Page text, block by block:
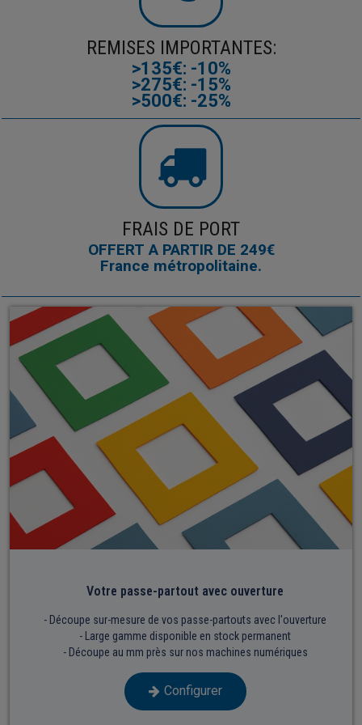
FRAIS DE PORT
OFFERT A PARTIR DE 249€
France métropolitaine.
REMISES IMPORTANTES:
>135€: -10%
>275€: -15%
>500€: -25%
Votre passe-partout avec ouverture
- Découpe sur-mesure de vos passe-partouts avec l'ouverture
- Large gamme disponible en stock permanent
- Découpe au mm près sur nos machines numériques
Configurer